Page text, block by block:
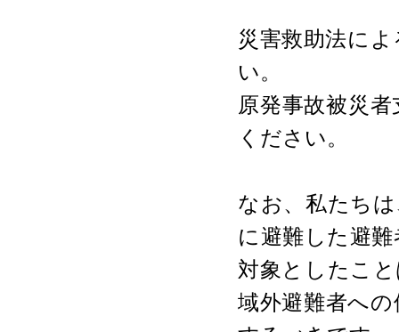
災害救助法に
い。
原発事故被災
ください。
なお、私たち
に避難した避
対象としたこ
域外避難者へ